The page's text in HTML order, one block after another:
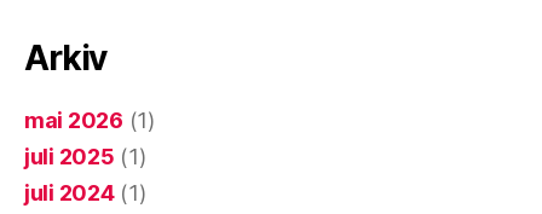
Arkiv
mai 2026 (1)
juli 2025 (1)
juli 2024(1)